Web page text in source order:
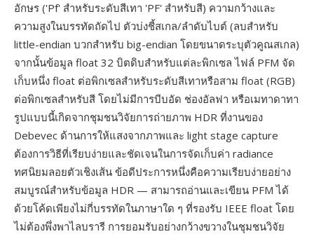
อักษร ('Pf' สำหรับระดับสีเทา 'PF' สำหรับสี) ความกว้างและ
ความสูงในบรรทัดถัดไป ตัวบ่งชี้สเกล/ลำดับไบต์ (ลบสำหรับ
little-endian บวกสำหรับ big-endian โดยขนาดระบุตัวคูณสเกล)
จากนั้นข้อมูล float 32 บิตดิบสำหรับแต่ละพิกเซล ไฟล์ PFM จัด
เก็บหนึ่ง float ต่อพิกเซลสำหรับระดับสีเทาหรือสาม float (RGB)
ต่อพิกเซลสำหรับสี โดยไม่มีการบีบอัด ช่องอัลฟา หรือเมทาดาทา
รูปแบบนี้เกิดจากชุมชนวิจัยการถ่ายภาพ HDR ที่งานของ
Debevec ด้านการให้แสงจากภาพและ light stage capture
ต้องการวิธีที่เรียบง่ายและชัดเจนในการจัดเก็บค่า radiance
ทศนิยมลอยตัวเชิงเส้น ข้อดีประการหนึ่งคือความเรียบง่ายอย่าง
สมบูรณ์สำหรับข้อมูล HDR — สามารถอ่านและเขียน PFM ได้
ด้วยโค้ดเพียงไม่กี่บรรทัดในภาษาใด ๆ ที่รองรับ IEEE float โดย
ไม่ต้องพึ่งพาไลบรารี การยอมรับอย่างกว้างขวางในชุมชนวิจัย